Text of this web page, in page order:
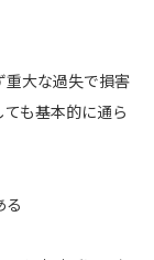
重大な過失で損害
も基本的に通ら
る